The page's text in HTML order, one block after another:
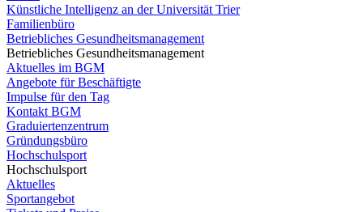
Künstliche Intelligenz an der Universität Trier
Familienbüro
Betriebliches Gesundheitsmanagement
Betriebliches Gesundheitsmanagement
Aktuelles im BGM
Angebote für Beschäftigte
Impulse für den Tag
Kontakt BGM
Graduiertenzentrum
Gründungsbüro
Hochschulsport
Hochschulsport
Aktuelles
Sportangebot